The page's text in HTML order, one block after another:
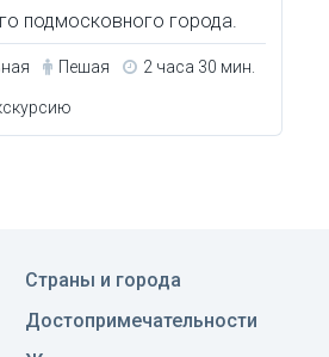
подмосковного города.
Пешая 2 часа 30 мин.
Страны и города
Достопримечательности